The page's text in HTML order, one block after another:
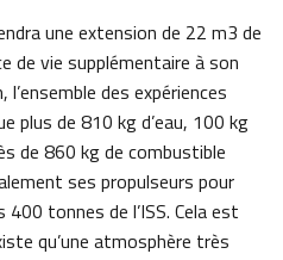
une extension de 22 m3 de
de vie supplémentaire à son
des expériences
plus de 810 kg d’eau, 100 kg
de 860 kg de combustible
ses propulseurs pour
tonnes de l’ISS. Cela est
qu’une atmosphère très